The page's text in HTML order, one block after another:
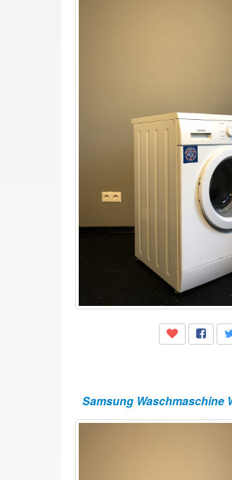
Samsung Waschmaschine